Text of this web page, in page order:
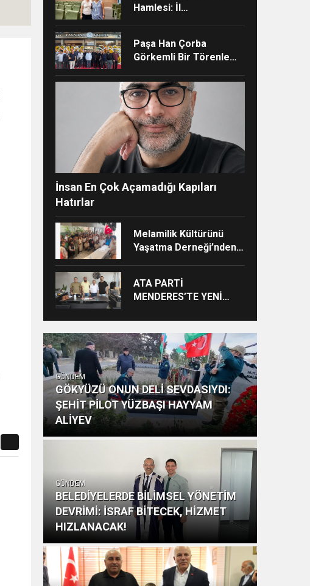
Hamlesi: İl
adımı
Paşa Han Çorba
Görkemli Bir Törenle
İnsan En Çok Açamadığı Kapıları
Hatırlar
Melamilik Kültürünü
Yaşatma Derneği’nden
Kişinin Lafa Bakılmaz”
ATA PARTİ
MENDERES’TE YENİ
BAŞLADI
GÜNDEM
GÖKYÜZÜ ONUN DELİ SEVDASIYDI:
ŞEHİT PİLOT YÜZBAŞI HAYYAM
ALİYEV
GÜNDEM
BELEDİYELERDE BİLİMSEL YÖNETİM
DEVRİMİ: İSRAF BİTECEK, HİZMET
HIZLANACAK!